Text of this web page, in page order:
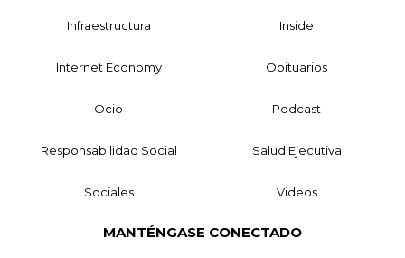
Infraestructura Inside
Internet Economy Obituarios
Ocio Podcast
Responsabilidad Social Salud Ejecutiva
Sociales Videos
MANTÉNGASE CONECTADO